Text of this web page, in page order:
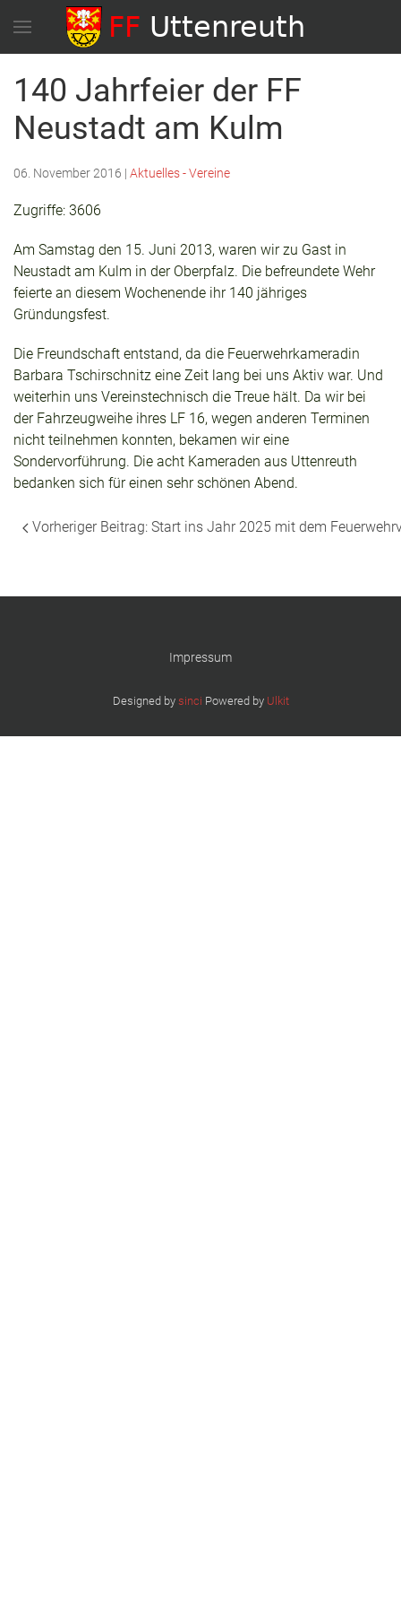
140 Jahrfeier der FF
Neustadt am Kulm
06. November 2016 | Aktuelles - Vereine
Zugriffe: 3606
Am Samstag den 15. Juni 2013, waren wir zu Gast in
Neustadt am Kulm in der Oberpfalz. Die befreundete Wehr
feierte an diesem Wochenende ihr 140 jähriges
Gründungsfest.
Die Freundschaft entstand, da die Feuerwehrkameradin
Barbara Tschirschnitz eine Zeit lang bei uns Aktiv war. Und
weiterhin uns Vereinstechnisch die Treue hält. Da wir bei
der Fahrzeugweihe ihres LF 16, wegen anderen Terminen
nicht teilnehmen konnten, bekamen wir eine
Sondervorführung. Die acht Kameraden aus Uttenreuth
bedanken sich für einen sehr schönen Abend.
Vorheriger Beitrag: Start ins Jahr 2025 mit dem
Impressum
Designed by sinci Powered by Ulkit